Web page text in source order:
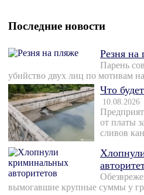
Последние новости
Резня на
Парень
убийство двух лиц по мотивам
Что
10.08.2026
от платы
сливов
вымогавшие крупные суммы у